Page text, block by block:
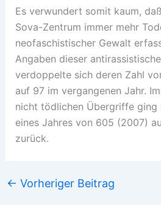
Es verwundert somit kaum,
Sova-Zentrum immer mehr
neofaschistischer Gewalt
Angaben dieser
verdoppelte sich deren Zahl
auf 97 im vergangenen Jahr.
nicht tödlichen Übergriffe ging
eines Jahres von 605 (2007)
zurück.
← Vorheriger Beitrag